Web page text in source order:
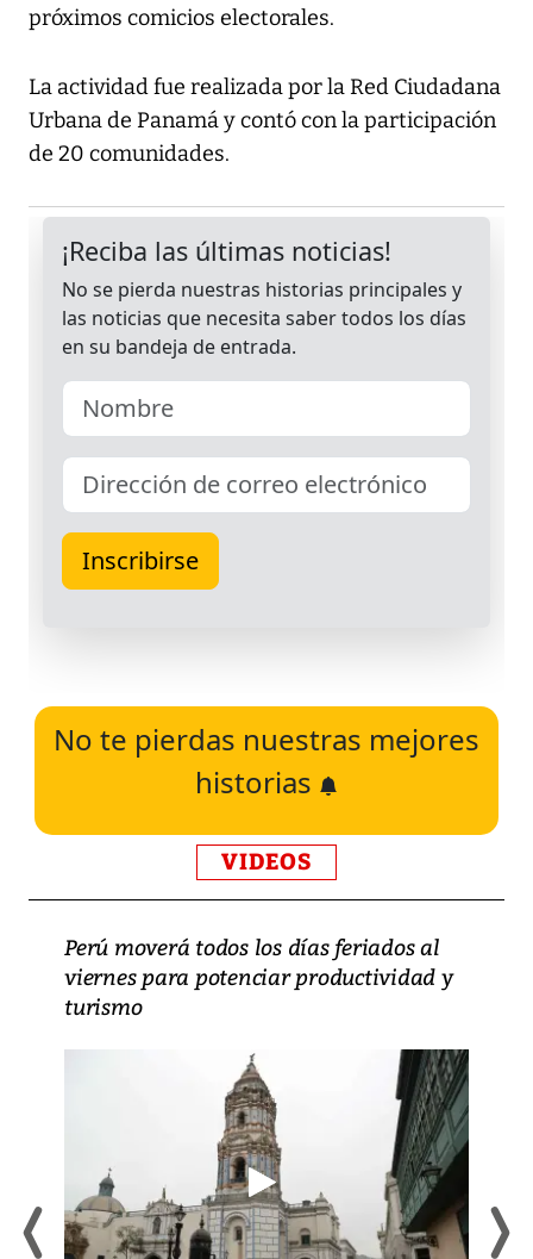
próximos comicios electorales.
La actividad fue realizada por la Red Ciudadana
Urbana de Panamá y contó con la participación
de 20 comunidades.
No te pierdas nuestras mejores
historias
VIDEOS
Perú moverá todos los días feriados al
viernes para potenciar productividad y
turismo